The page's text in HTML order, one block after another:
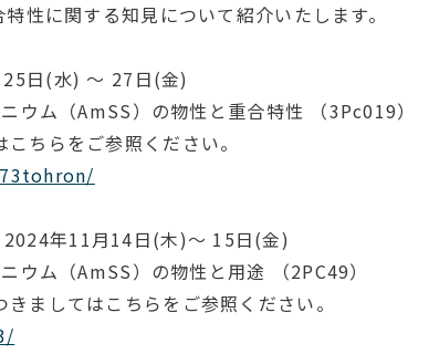
性に関する知見について紹介いたします。
日(水) ～ 27日(金)
ム（AmSS）の物性と重合特性 （3Pc019）
ちらをご参照ください。
年11月14日(木)～ 15日(金)
ム（AmSS）の物性と用途 （2PC49）
してはこちらをご参照ください。